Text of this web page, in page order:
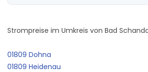
Strompreise im Umkreis von Bad
01809 Dohna
01809 Heidenau